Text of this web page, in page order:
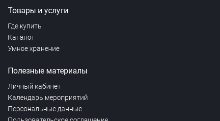
Товары и услуги
Где купить
Каталог
Умное хранение
Полезные материалы
Личный кабинет
Календарь мероприятий
Персональные данные